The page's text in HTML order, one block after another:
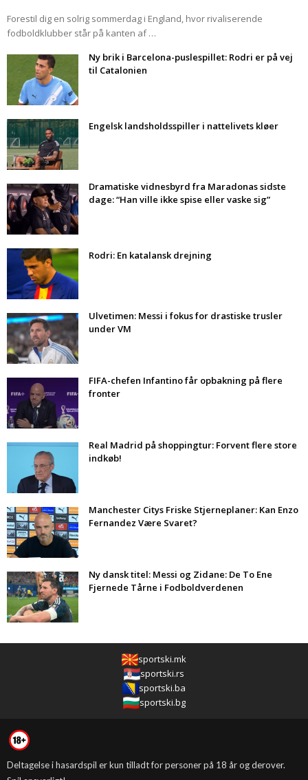
Forestil dig en solrig sommerdag i England, hvor rivaliserende
fodboldklubber står på kanten af …
Ny brik i Barcelona-puslespillet: Rodri er på vej
til Catalonien
Engelsk landsholdsspiller i nattelivets kløer
Dramatiske vidnesbyrd fra Maradonas sidste
dage: “Han ville ikke spise eller vaske sig”
Rodri: En katalansk drejning
Ulvetimen: Messi i fokus for drastiske trusler
under VM
FIFA-chefen Infantino får opbakning på flere
fronter
Real Madrid på shoppingtur: Forvent flere store
indkøb!
Manchester Citys Friske Stjerneplaner: Kan Enzo
Fernandez Være Svaret?
Ny dansk titel: Messi og Zidane: De To Ene
Fjernede Tårne i Fodboldverdenen
sportski.mk
sportski.rs
sportski.ba
sportski.bg
Deltagelse i hasardspil er kun tilladt for personer på 18 år og derover.